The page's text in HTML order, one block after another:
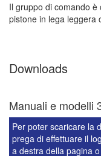
Il gruppo di comando
pistone in lega leggera
Downloads
Manuali e modelli
Per poter scaricare la
prega di effettuare il
a destra della pagina